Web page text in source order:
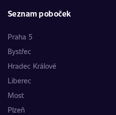
Seznam poboček
Praha 5
Bystřec
Hradec Králové
Liberec
Most
Plzeň